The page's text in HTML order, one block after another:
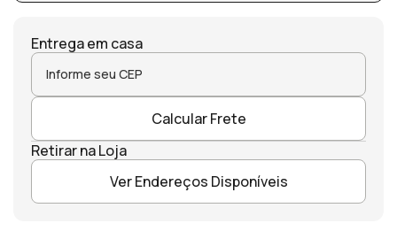
Entrega em casa
Calcular Frete
Retirar na Loja
Ver Endereços Disponíveis